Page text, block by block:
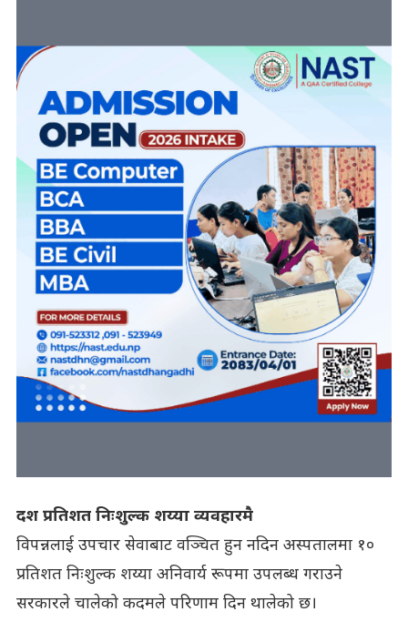
दश प्रतिशत निःशुल्क शय्या व्यवहारमै
विपन्नलाई उपचार सेवाबाट वञ्चित हुन नदिन अस्पतालमा १०
प्रतिशत निःशुल्क शय्या अनिवार्य रूपमा उपलब्ध गराउने
सरकारले चालेको कदमले परिणाम दिन थालेको छ।